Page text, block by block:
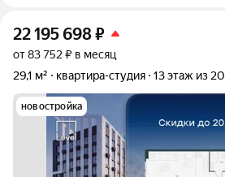
22 195 698₽
от 83 752 ₽ в месяц
29,1 м²
квартира-студия 13 этаж из 20
новостройка